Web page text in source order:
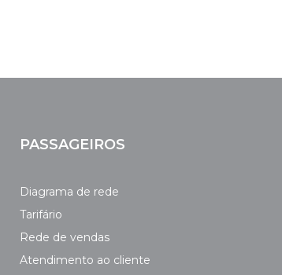
PASSAGEIROS
Diagrama de rede
Tarifário
Rede de vendas
Atendimento ao cliente